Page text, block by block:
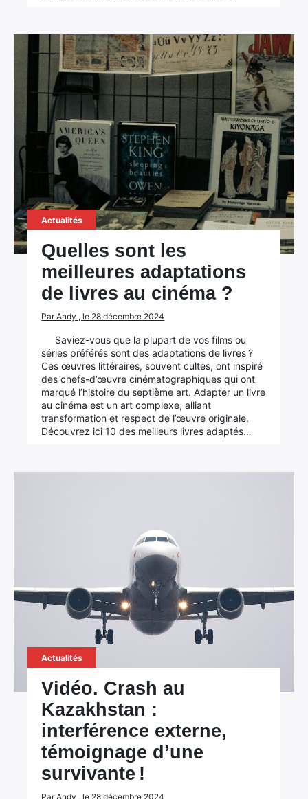
Actualités
Quelles sont les
meilleures adaptations
de livres au cinéma ?
Par Andy , le 28 décembre 2024
Saviez-vous que la plupart de vos films ou
séries préférés sont des adaptations de livres ?
Ces œuvres littéraires, souvent cultes, ont inspiré
des chefs-d’œuvre cinématographiques qui ont
marqué l’histoire du septième art. Adapter un livre
au cinéma est un art complexe, alliant
transformation et respect de l’œuvre originale.
Découvrez ici 10 des meilleurs livres adaptés…
Actualités
Vidéo. Crash au
Kazakhstan :
interférence externe,
témoignage d’une
survivante !
Par Andy , le 28 décembre 2024